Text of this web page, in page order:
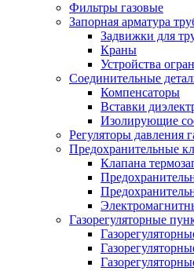
Фильтры газовые
Запорная арматура
Задвижки для
Краны
Устройства
Соединительные
Компенсаторы
Вставки
Изолирующие
Регуляторы давления
Предохранительные
Клапана
Газорегуляторные